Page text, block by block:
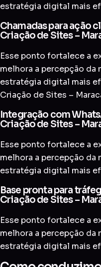
estratégia digital mais
Chamadas para ação
Criação de Sites –
Esse ponto fortalece a
melhora a percepção da
estratégia digital mais
Criação de Sites –
Integração com
Criação de Sites –
Esse ponto fortalece a
melhora a percepção da
estratégia digital mais
Base pronta para
Criação de Sites –
Esse ponto fortalece a
melhora a percepção da
estratégia digital mais